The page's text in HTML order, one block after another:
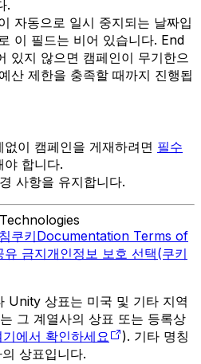
.
자동으로 일시 중지되는 날짜입
이 필드는 비어 있습니다. End
있지 않으면 캠페인이 무기한으
산 제한을 충족할 때까지 진행됩
이 캠페인을 게재하려면 필수
야 합니다.
사항을 유지합니다.
쿠키Documentation Terms of
유 금지개인정보 보호 선택(쿠키
상표는 미국 및 기타 지역
그 계열사의 상표 또는 등록상
에서 확인하세요
). 기타 명칭
상표입니다.